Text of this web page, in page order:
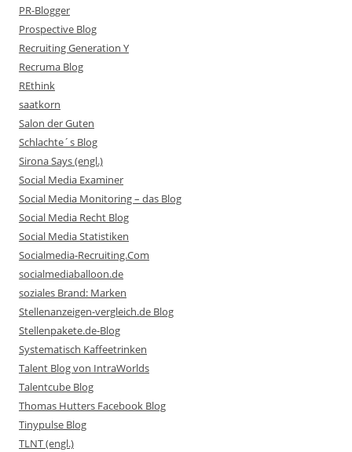
PR-Blogger
Prospective Blog
Recruiting Generation Y
Recruma Blog
REthink
saatkorn
Salon der Guten
Schlachte´s Blog
Sirona Says (engl.)
Social Media Examiner
Social Media Monitoring – das Blog
Social Media Recht Blog
Social Media Statistiken
Socialmedia-Recruiting.Com
socialmediaballoon.de
soziales Brand: Marken
Stellenanzeigen-vergleich.de Blog
Stellenpakete.de-Blog
Systematisch Kaffeetrinken
Talent Blog von IntraWorlds
Talentcube Blog
Thomas Hutters Facebook Blog
Tinypulse Blog
TLNT (engl.)